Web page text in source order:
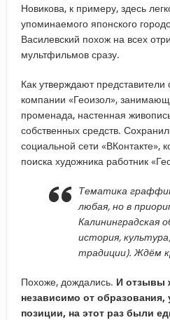
Новикова, к примеру, здесь
упоминаемого японского
Василевский похож на всех
мультфильмов сразу.
Как утверждают представители
компании «Геоизол»,
променада, настенная
собственных средств.
социальной сети «ВКонтакте»,
поиска художника работник
Тематика
любая, но в
Калининградская
история,
традиции). Ждём
Похоже, дождались. И отзывы
независимо от
позиции, на этот раз были